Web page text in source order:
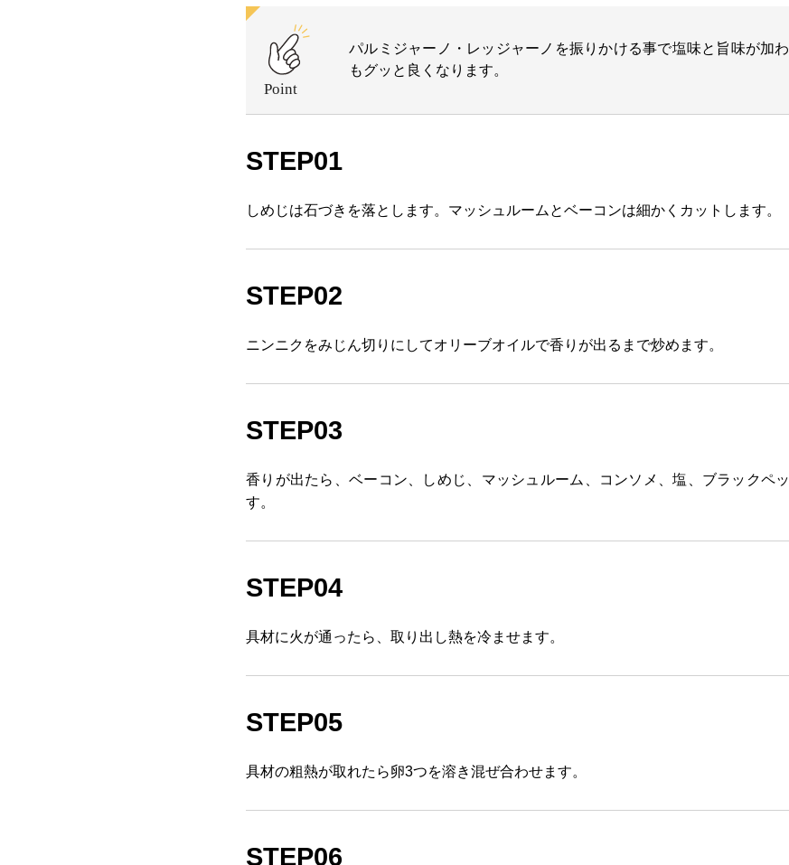
パルミジャーノ・レッジャーノを振りかける事で塩味と旨味が加
もグッと良くなります。
STEP01
しめじは石づきを落とします。マッシュルームとベーコンは細かくカットします。
STEP02
ニンニクをみじん切りにしてオリーブオイルで香りが出るまで炒めます。
STEP03
香りが出たら、ベーコン、しめじ、マッシュルーム、コンソメ、塩、ブラックペ
す。
STEP04
具材に火が通ったら、取り出し熱を冷ませます。
STEP05
具材の粗熱が取れたら卵3つを溶き混ぜ合わせます。
STEP06